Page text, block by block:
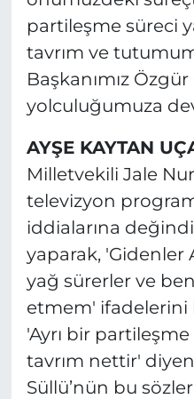
partileşme süreci
tavrım ve
Başkanımız
yolculuğumuza
AYŞE KAYTAN
Milletvekili Jale
televizyon
iddialarına değindi
yaparak, 'Gidenler
yağ sürerler ve
etmem' ifadelerini
'Ayrı bir
tavrım nettir'
Süllü’nün bu